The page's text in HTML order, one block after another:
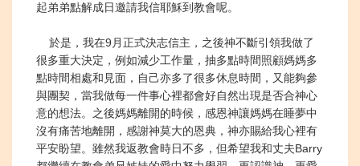
起弟弟點解成日邀請我信耶穌到教會呢。
於是，我在9月正式決志信主，之後神不斷引領我做了
很多重大決定，例如減少工作量，抽多點時間照顧媽媽多
點時間相處和見面，自己亦多了很多休息時間，又能夠參
與團契，當我做每一件事心裡都會好自然出現是否合神心
意的想法。之後媽媽離開的時候，感恩神讓媽媽在睡夢中
沒有痛苦地離開，感謝神莫大的恩典，神亦賜給我心裡有
平安盼望。雖然我返教會時日不多，但希望我和丈夫Barry